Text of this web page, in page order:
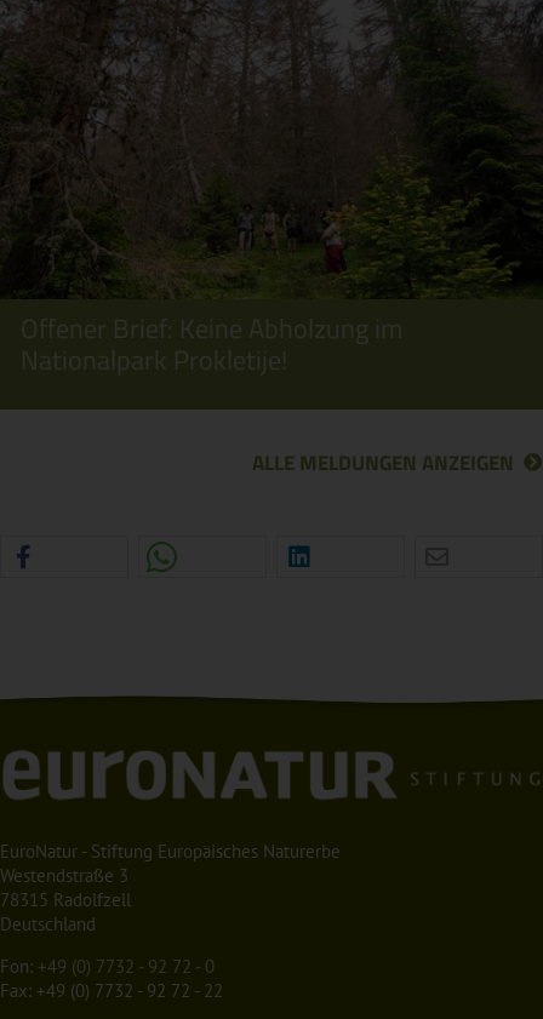
Offener Brief: Keine Abholzung im
Nationalpark Prokletije!
ALLE MELDUNGEN ANZEIGEN
EuroNatur - Stiftung Europäisches Naturerbe
Westendstraße 3
78315 Radolfzell
Deutschland
Fon: +49 (0) 7732 - 92 72 - 0
Fax: +49 (0) 7732 - 92 72 - 22